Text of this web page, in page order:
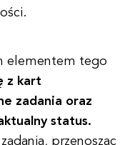
elementem tego
z kart
zadania oraz
status.
przenosząc